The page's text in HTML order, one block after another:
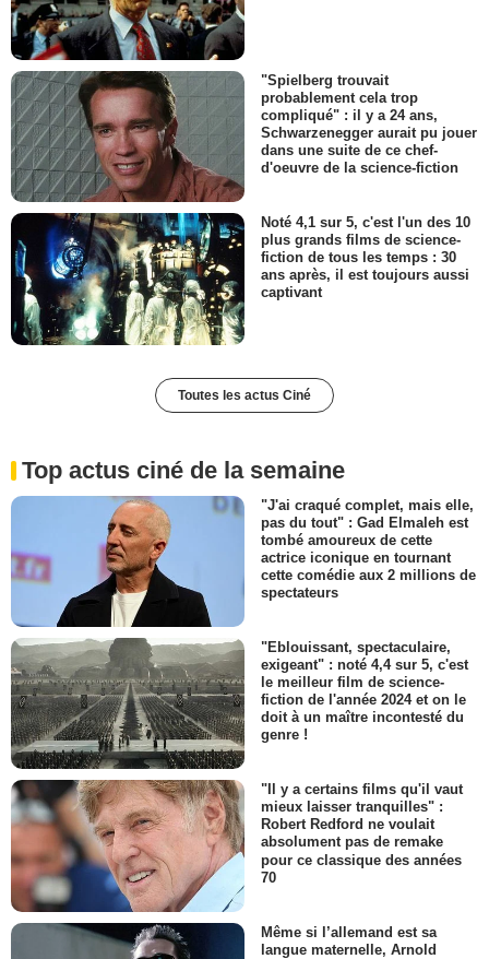
"Spielberg trouvait
probablement cela trop
compliqué" : il y a 24 ans,
Schwarzenegger aurait pu jouer
dans une suite de ce chef-
d'oeuvre de la science-fiction
Noté 4,1 sur 5, c'est l'un des 10
plus grands films de science-
fiction de tous les temps : 30
ans après, il est toujours aussi
captivant
Toutes les actus Ciné
Top actus ciné de la semaine
"J'ai craqué complet, mais elle,
pas du tout" : Gad Elmaleh est
tombé amoureux de cette
actrice iconique en tournant
cette comédie aux 2 millions de
spectateurs
"Eblouissant, spectaculaire,
exigeant" : noté 4,4 sur 5, c'est
le meilleur film de science-
fiction de l'année 2024 et on le
doit à un maître incontesté du
genre !
"Il y a certains films qu'il vaut
mieux laisser tranquilles" :
Robert Redford ne voulait
absolument pas de remake
pour ce classique des années
70
Même si l’allemand est sa
langue maternelle, Arnold